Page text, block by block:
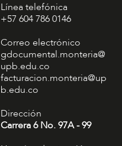
Línea telefónica
+57 604 786 0146
Correo electrónico
gdocumental.monteria@
upb.edu.co
facturacion.monteria@up
b.edu.co
Dirección
Carrera 6 No. 97A - 99​